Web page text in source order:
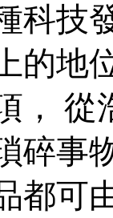
科技
的地
， 從
碎事
都可